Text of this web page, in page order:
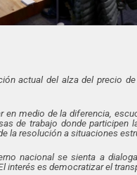
actual del alza del precio
en medio de la diferencia,
de trabajo donde
la resolución a situaciones
nacional se sienta a
interés es democratizar el